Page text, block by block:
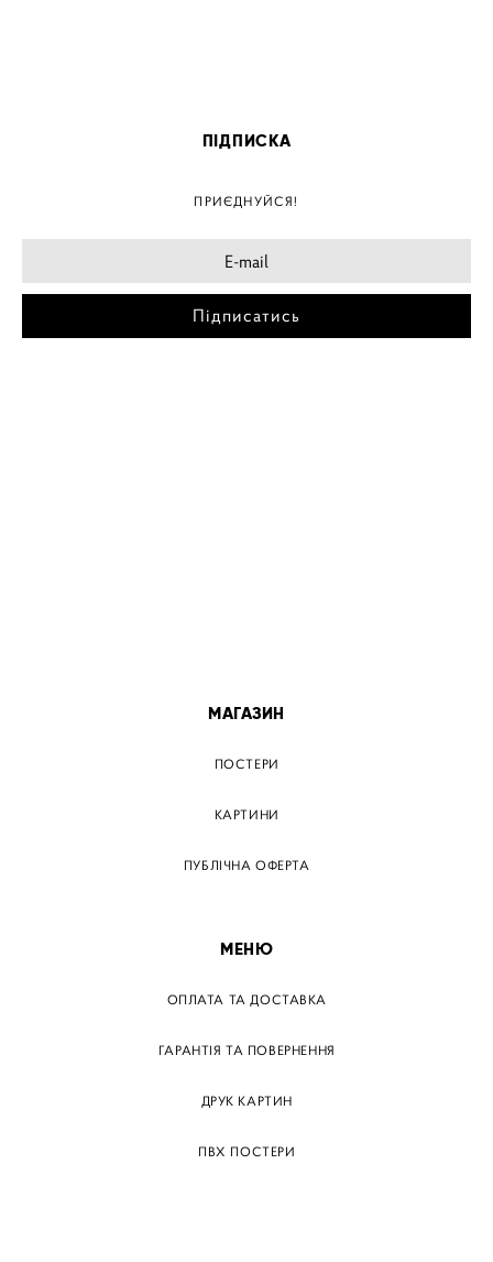
ПІДПИСКА
ПРИЄДНУЙСЯ!
Підписатись
МАГАЗИН
ПОСТЕРИ
КАРТИНИ
ПУБЛІЧНА ОФЕРТА
МЕНЮ
ОПЛАТА ТА ДОСТАВКА
ГАРАНТІЯ ТА ПОВЕРНЕННЯ
ДРУК КАРТИН
ПВХ ПОСТЕРИ